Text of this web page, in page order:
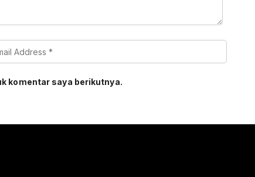
komentar saya berikutnya.